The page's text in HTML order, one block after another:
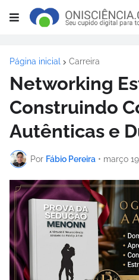
Página inicial Carreira
Networking
Construindo
Autênticas e
Por Fábio Pereira • março